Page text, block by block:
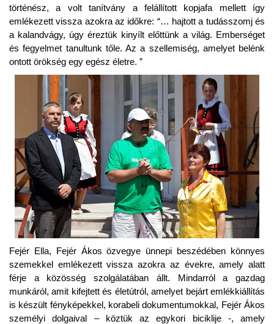
történész, a volt tanítvány a felállított kopjafa mellett így
emlékezett vissza azokra az időkre: “… hajtott a tudásszomj és
a kalandvágy, úgy éreztük kinyílt előttünk a világ. Emberséget
és fegyelmet tanultunk tőle. Az a szellemiség, amelyet belénk
ontott örökség egy egész életre. ”
Fejér Ella, Fejér Ákos özvegye ünnepi beszédében könnyes
szemekkel emlékezett vissza azokra az évekre, amely alatt
férje a közösség szolgálatában állt. Mindarról a gazdag
munkáról, amit kifejtett és életútról, amelyet bejárt emlékkiállítás
is készült fényképekkel, korabeli dokumentumokkal, Fejér Ákos
személyi dolgaival – köztük az egykori biciklije -, amely